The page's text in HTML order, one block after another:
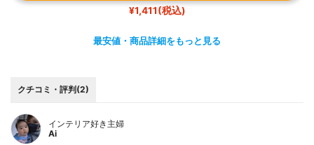
¥1,411(税込)
最安値・商品詳細をもっと見る
クチコミ・評判(2)
インテリア好き主婦
Ai